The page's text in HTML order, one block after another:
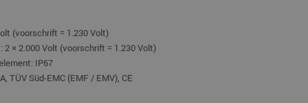
(voorschrift = 1.230 Volt)
× 2.000 Volt (voorschrift = 1.230 Volt)
IP67
TÜV Süd-EMC (EMF / EMV), CE